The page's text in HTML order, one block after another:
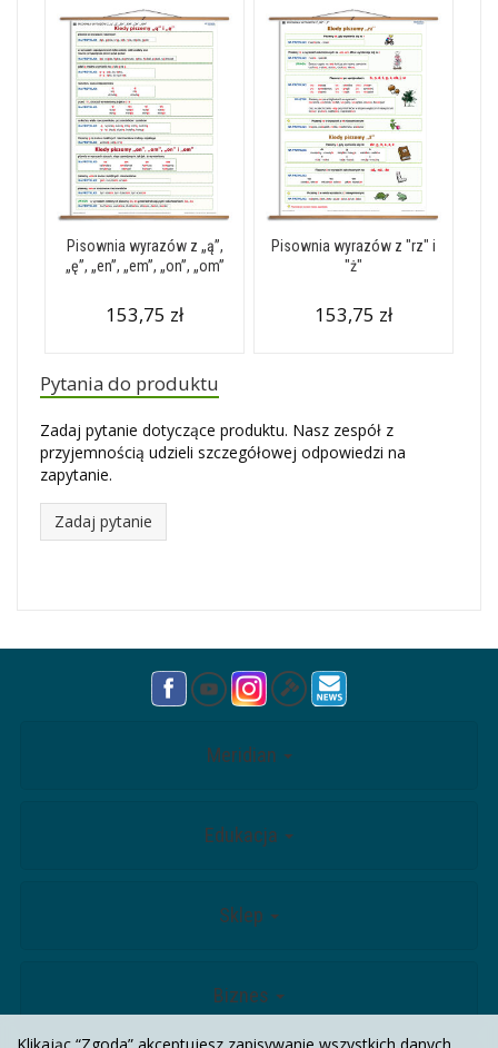
Pisownia wyrazów z „ą”,
„ę”, „en”, „em”, „on”, „om”
153,75 zł
Pisownia wyrazów z "rz" i
"ż"
153,75 zł
Pytania do produktu
Zadaj pytanie dotyczące produktu. Nasz zespół z
przyjemnością udzieli szczegółowej odpowiedzi na
zapytanie.
Zadaj pytanie
Meridian
Edukacja
Sklep
Biznes